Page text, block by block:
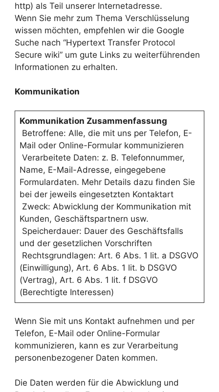
http) als Teil unserer Internetadresse.
Wenn Sie mehr zum Thema Verschlüsselung
wissen möchten, empfehlen wir die Google
Suche nach “Hypertext Transfer Protocol
Secure wiki” um gute Links zu weiterführenden
Informationen zu erhalten.
Kommunikation
Kommunikation Zusammenfassung
Betroffene: Alle, die mit uns per Telefon, E-
Mail oder Online-Formular kommunizieren
Verarbeitete Daten: z. B. Telefonnummer,
Name, E-Mail-Adresse, eingegebene
Formulardaten. Mehr Details dazu finden Sie
bei der jeweils eingesetzten Kontaktart
Zweck: Abwicklung der Kommunikation mit
Kunden, Geschäftspartnern usw.
Speicherdauer: Dauer des Geschäftsfalls
und der gesetzlichen Vorschriften
Rechtsgrundlagen: Art. 6 Abs. 1 lit. a DSGVO
(Einwilligung), Art. 6 Abs. 1 lit. b DSGVO
(Vertrag), Art. 6 Abs. 1 lit. f DSGVO
(Berechtigte Interessen)
Wenn Sie mit uns Kontakt aufnehmen und per
Telefon, E-Mail oder Online-Formular
kommunizieren, kann es zur Verarbeitung
personenbezogener Daten kommen.
Die Daten werden für die Abwicklung und